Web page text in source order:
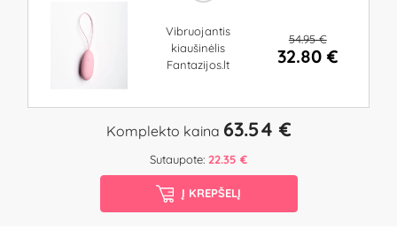
Vibruojantis
kiaušinėlis
Fantazijos.lt
54.95 €
32.80 €
Komplekto kaina 63.54 €
Sutaupote: 22.35 €
Į KREPŠELĮ